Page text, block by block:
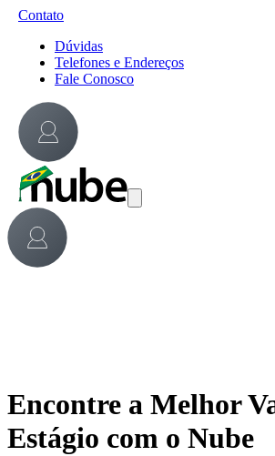
Contato
Dúvidas
Telefones e Endereços
Fale Conosco
Encontre a Melhor
Estágio com o Nube